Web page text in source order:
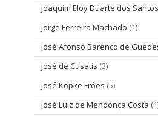
Joaquim Eloy Duarte dos Santos
Jorge Ferreira Machado (1)
José Afonso Barenco de
José de Cusatis (3)
José Kopke Fróes (5)
José Luiz de Mendonça Costa